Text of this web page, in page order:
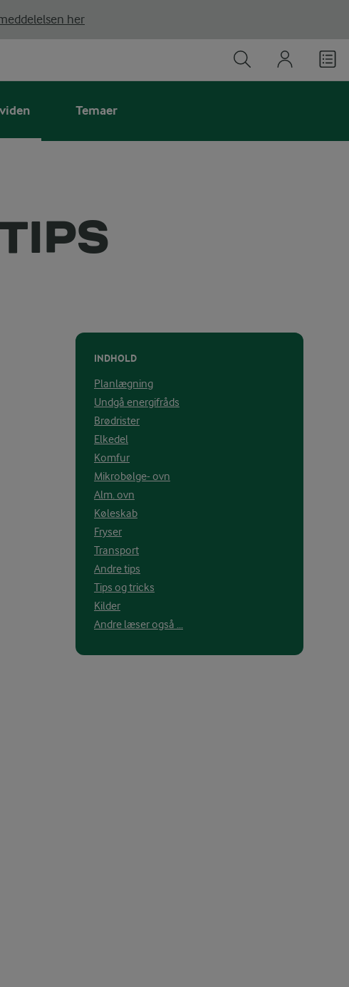
her
Temaer
INDHOLD
Planlægning
Undgå energifråds
Brødrister
Elkedel
Komfur
Mikrobølge- ovn
Alm. ovn
Køleskab
Fryser
Transport
Andre tips
Tips og tricks
Kilder
Andre læser også ...